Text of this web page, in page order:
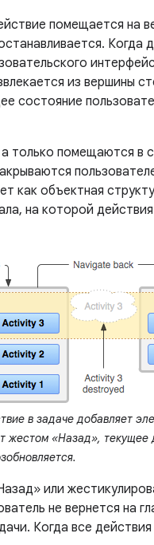
помещается на
Когда
из вершины
состояние
только помещаются в
как объектная
на которой
в задаче добавляет
жестом «Назад», текущее
или
не вернется на
Когда все